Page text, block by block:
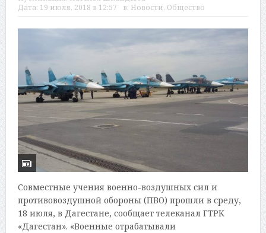
Дата: 19 июля, 2018 в 12:57 в: Новости, Общество
Совместные учения военно-воздушных сил и
противовоздушной обороны (ПВО) прошли в среду,
18 июля, в Дагестане, сообщает телеканал ГТРК
«Дагестан». «Военные отрабатывали